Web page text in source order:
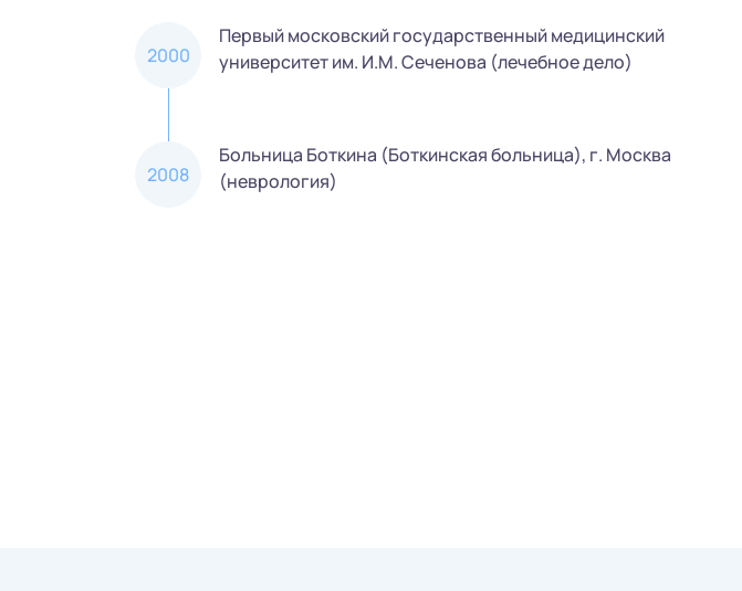
2000
Первый московский государственный медицинский
университет им. И.М. Сеченова (лечебное дело)
2008
Больница Боткина (Боткинская больница), г. Москва
(неврология)